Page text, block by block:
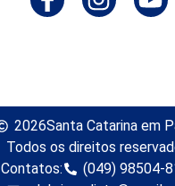
2026Santa Catarina em
Todos os direitos
Contatos:
(049) 98504-